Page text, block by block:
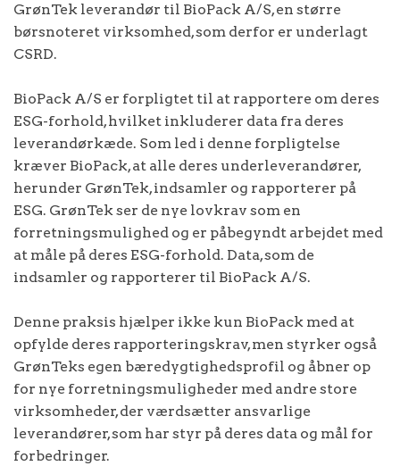
GrønTek leverandør til BioPack A/S, en større
børsnoteret virksomhed, som derfor er underlagt
CSRD.
BioPack A/S er forpligtet til at rapportere om deres
ESG-forhold, hvilket inkluderer data fra deres
leverandørkæde. Som led i denne forpligtelse
kræver BioPack, at alle deres underleverandører,
herunder GrønTek, indsamler og rapporterer på
ESG. GrønTek ser de nye lovkrav som en
forretningsmulighed og er påbegyndt arbejdet med
at måle på deres ESG-forhold. Data, som de
indsamler og rapporterer til BioPack A/S.
Denne praksis hjælper ikke kun BioPack med at
opfylde deres rapporteringskrav, men styrker også
GrønTeks egen bæredygtighedsprofil og åbner op
for nye forretningsmuligheder med andre store
virksomheder, der værdsætter ansvarlige
leverandører, som har styr på deres data og mål for
forbedringer.